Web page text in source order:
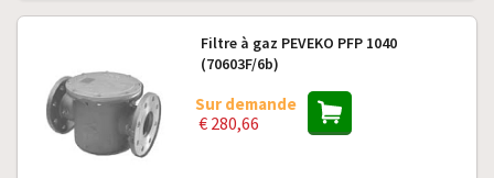
Filtre à gaz PEVEKO PFP 1040
(70603F/6b)
Sur demande
€ 280,66